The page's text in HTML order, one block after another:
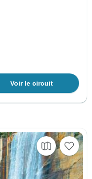
Voir le circuit